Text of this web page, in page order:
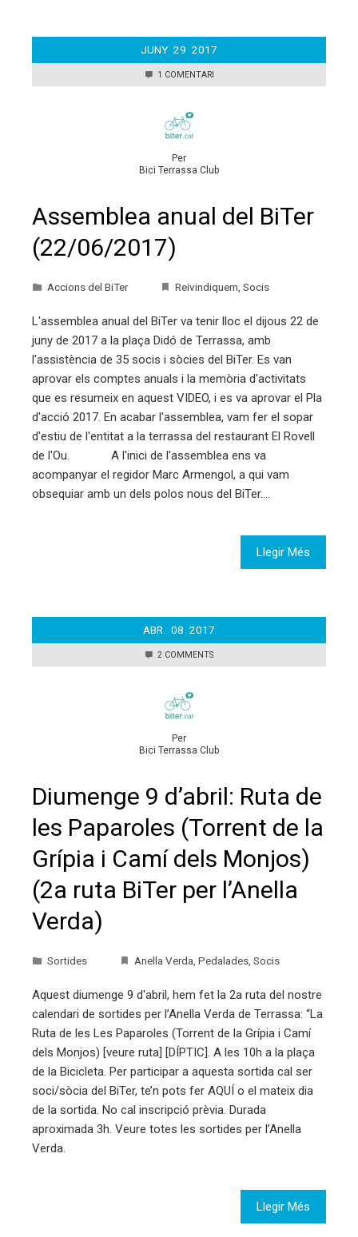
JUNY 29 2017
1 COMENTARI
Per
Bici Terrassa Club
Assemblea anual del BiTer
(22/06/2017)
Accions del BiTer Reivindiquem Socis
L'assemblea anual del BiTer va tenir lloc el dijous 22 de
juny de 2017 a la plaça Didó de Terrassa, amb
l'assistència de 35 socis i sòcies del BiTer. Es van
aprovar els comptes anuals i la memòria d'activitats
que es resumeix en aquest VIDEO, i es va aprovar el Pla
d'acció 2017. En acabar l'assemblea, vam fer el sopar
d'estiu de l'entitat a la terrassa del restaurant El Rovell
de l'Ou. A l'inici de l'assemblea ens va
acompanyar el regidor Marc Armengol, a qui vam
obsequiar amb un dels polos nous del BiTer.…
Llegir Més
ABR. 08 2017
2 COMMENTS
Per
Bici Terrassa Club
Diumenge 9 d’abril: Ruta de
les Paparoles (Torrent de la
Grípia i Camí dels Monjos)
(2a ruta BiTer per l’Anella
Verda)
Sortides Anella Verda Pedalades Socis
Aquest diumenge 9 d'abril, hem fet la 2a ruta del nostre
calendari de sortides per l’Anella Verda de Terrassa: “La
Ruta de les Les Paparoles (Torrent de la Grípia i Camí
dels Monjos) [veure ruta] [DÍPTIC]. A les 10h a la plaça
de la Bicicleta. Per participar a aquesta sortida cal ser
soci/sòcia del BiTer, te’n pots fer AQUÍ o el mateix dia
de la sortida. No cal inscripció prèvia. Durada
aproximada 3h. Veure totes les sortides per l’Anella
Verda.
Llegir Més